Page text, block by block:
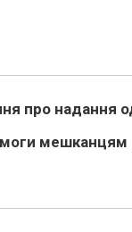
про надання
мешканцям